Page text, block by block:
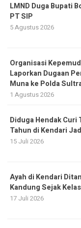
LMND Duga Bupati
PT SIP
5 Agustus 2026
Organisasi
Laporkan Dugaan
Muna ke Polda
1 Agustus 2026
Diduga Hendak Curi
Tahun di Kendari
15 Juli 2026
Ayah di Kendari
Kandung Sejak
17 Juli 2026